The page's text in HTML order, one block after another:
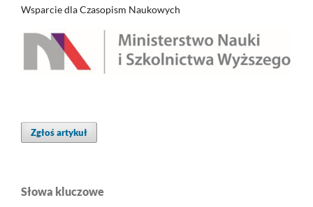
Wsparcie dla Czasopism Naukowych
Zgłoś artykuł
Słowa kluczowe